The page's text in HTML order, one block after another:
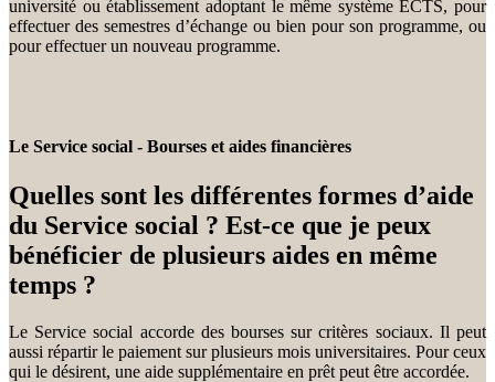
université ou établissement adoptant le même système ECTS, pour
effectuer des semestres d’échange ou bien pour son programme, ou
pour effectuer un nouveau programme.
Le Service social - Bourses et aides financières
Quelles sont les différentes formes d’aide
du Service social ? Est-ce que je peux
bénéficier de plusieurs aides en même
temps ?
Le Service social accorde des bourses sur critères sociaux. Il peut
aussi répartir le paiement sur plusieurs mois universitaires. Pour ceux
qui le désirent, une aide supplémentaire en prêt peut être accordée.